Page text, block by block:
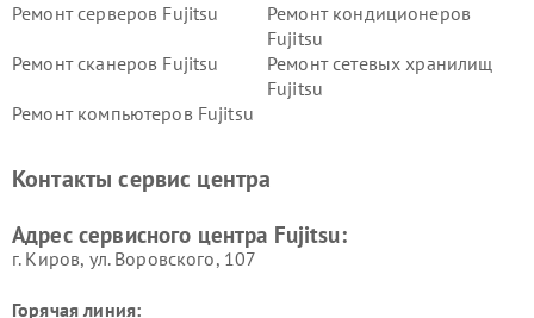
Ремонт серверов Fujitsu
Ремонт кондиционеров
Fujitsu
Ремонт сканеров Fujitsu
Ремонт сетевых хранилищ
Fujitsu
Ремонт компьютеров Fujitsu
Контакты сервис центра
Адрес сервисного центра Fujitsu:
г. Киров, ул. Воровского, 107
Горячая линия: